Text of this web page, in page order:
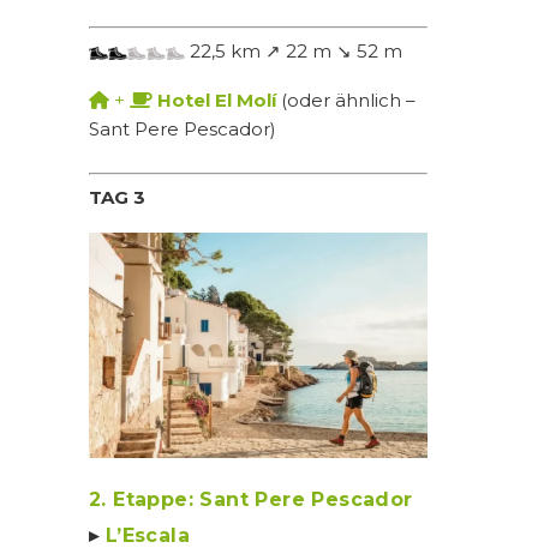
22,5 km ↗ 22 m ↘ 52 m
+ Hotel El Molí (oder ähnlich –
Sant Pere Pescador)
TAG 3
2. Etappe: Sant Pere Pescador
▸L’Escala